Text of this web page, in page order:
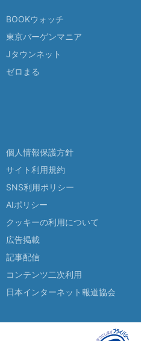
BOOKウォッチ
東京バーゲンマニア
Jタウンネット
ゼロまる
個人情報保護方針
サイト利用規約
SNS利用ポリシー
AIポリシー
クッキーの利用について
広告掲載
記事配信
コンテンツ二次利用
日本インターネット報道協会